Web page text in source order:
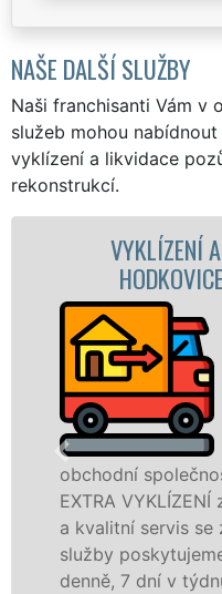
NAŠE DALŠÍ SLUŽBY
Naši franchisanti Vám v
služeb mohou
vyklízení a likvidace
rekonstrukcí.
A VYKLÍZECÍ PRÁCE
NAD MOHELKOU
v Hodkovicích nad
Mohelkou a celém
okrese Liberec
zajišťujeme služby
vyklízení, a to jak
jednotlivce, tak pro
Pod značkou
zajišťujeme
se zárukou kvality.
NON-STOP 24
týdnu včetně víkendů a